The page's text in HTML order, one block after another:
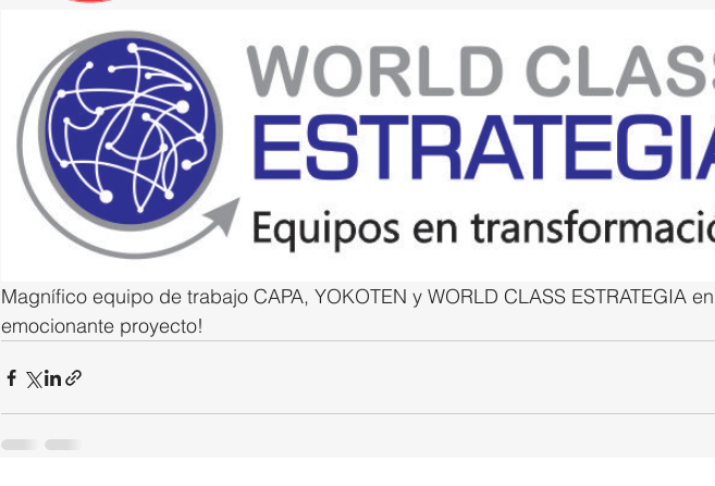
Magnífico equipo de trabajo CAPA, YOKOTEN y WORLD CLASS ESTRATEGIA
emocionante proyecto!